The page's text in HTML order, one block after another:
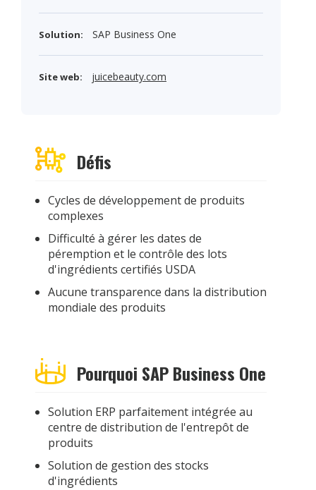
Défis
Cycles de développement de produits
complexes
Difficulté à gérer les dates de
péremption et le contrôle des lots
d'ingrédients certifiés USDA
Aucune transparence dans la distribution
mondiale des produits
Pourquoi SAP Business One
Solution ERP parfaitement intégrée au
centre de distribution de l'entrepôt de
produits
Solution de gestion des stocks
d'ingrédients
Solution: SAP Business One
Site web: juicebeauty.com